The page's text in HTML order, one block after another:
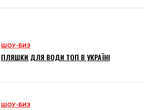
ШОУ-БИЗ
ПЛЯШКИ ДЛЯ ВОДИ ТОП В УКРАЇНІ
ШОУ-БИЗ